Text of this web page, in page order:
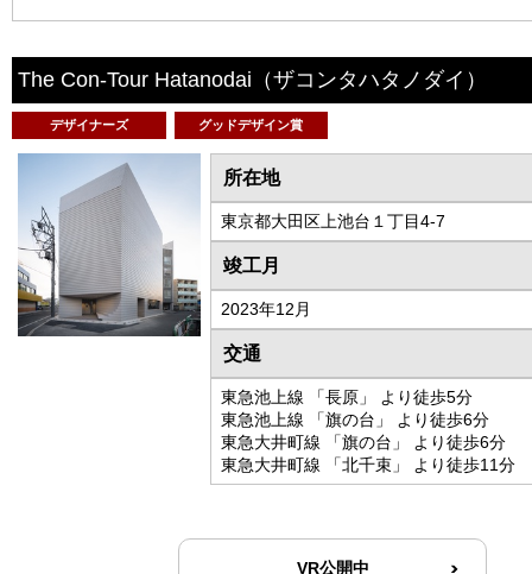
The Con-Tour Hatanodai （ザコンタハタノダイ）
デザイナーズ グッドデザイン賞
所在地
東京都大田区上池台１丁目4-7
竣工月
2023年12月
交通
東急池上線 「長原」 より徒歩5分
東急池上線 「旗の台」 より徒歩6分
東急大井町線 「旗の台」 より徒歩6分
東急大井町線 「北千束」 より徒歩11分
VR公開中